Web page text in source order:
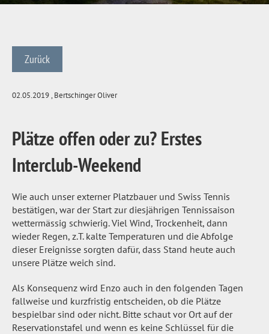
Zurück
02.05.2019, Bertschinger Oliver
Plätze offen oder zu? Erstes
Interclub-Weekend
Wie auch unser externer Platzbauer und Swiss Tennis
bestätigen, war der Start zur diesjährigen Tennissaison
wettermässig schwierig. Viel Wind, Trockenheit, dann
wieder Regen, z.T. kalte Temperaturen und die Abfolge
dieser Ereignisse sorgten dafür, dass Stand heute auch
unsere Plätze weich sind.
Als Konsequenz wird Enzo auch in den folgenden Tagen
fallweise und kurzfristig entscheiden, ob die Plätze
bespielbar sind oder nicht. Bitte schaut vor Ort auf der
Reservationstafel und wenn es keine Schlüssel für die